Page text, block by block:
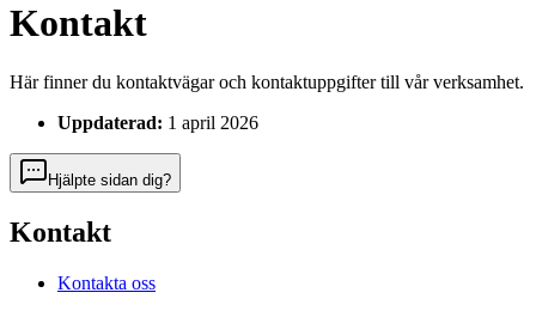
Kontakt
Här finner du kontaktvägar och kontaktuppgifter till vår verksamhet.
Uppdaterad: 1 april 2026
Hjälpte sidan dig?
Kontakt
Kontakta oss